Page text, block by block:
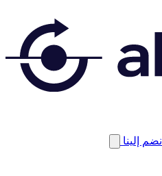
انضم إلينا